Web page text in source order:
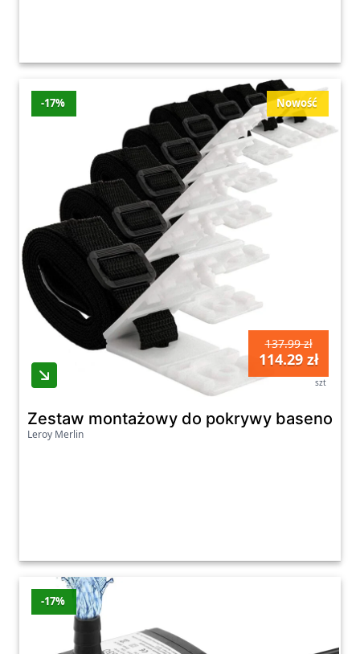
Nowość
-17%
137.99 zł
114.29 zł
szt
Zestaw montażowy do pokrywy
Leroy Merlin
-17%